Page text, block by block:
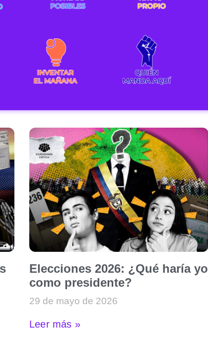
Elecciones 2026: ¿Qué haría yo
como presidente?
29 de mayo de 2026
Leer más »